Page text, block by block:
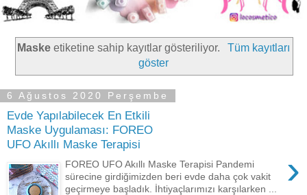
Maske etiketine sahip kayıtlar gösteriliyor.
Tüm kayıtları
göster
6 Ağustos 2020 Perşembe
Evde Yapılabilecek En Etkili
Maske Uygulaması: FOREO
UFO Akıllı Maske Terapisi
›
FOREO UFO Akıllı Maske Terapisi Pandemi
sürecine girdiğimizden beri evde daha çok vakit
geçirmeye başladık. İhtiyaçlarımızı karşılarken ...